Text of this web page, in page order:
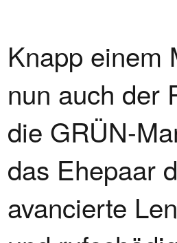
Knapp einem
nun auch der
die GRÜN-
das Ehepaar
avancierte